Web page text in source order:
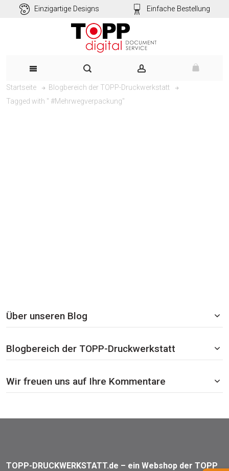
Einzigartige Designs Einfache Bestellung
Startseite
Blogbereich der TOPP-Druckwerkstatt
Tagged with " #Mehrwegverpackung"
Über unseren Blog
Blogbereich der TOPP-Druckwerkstatt
Wir freuen uns auf Ihre Kommentare
TOPP-DRUCKWERKSTATT.de – ein Webshop der TOPP